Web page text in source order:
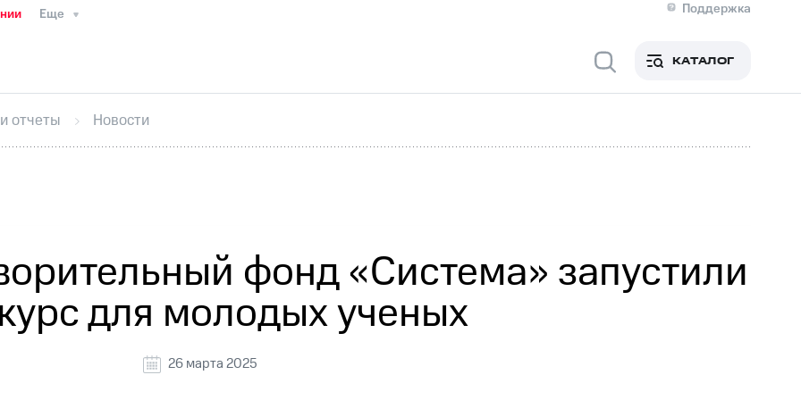
Еще
Поддержка
Медиа-центр
ИнтервьюФинансовая отчетностьКонтактыНовости в регионе
секретарьРаскрытие информации
кабинет акционераАкционерный капиталКонтроль и аудитРынок акций
КАТАЛОГ
отчеты Новости
фонд «Система» запустили
для молодых ученых
26 марта 2025